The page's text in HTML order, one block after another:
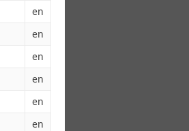
en
en
en
en
en
en